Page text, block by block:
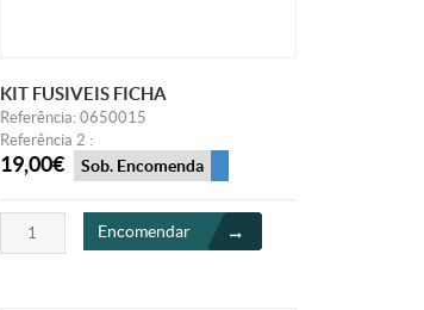
KIT FUSIVEIS FICHA
Referência: 0650015
Referência 2 :
19,00€ Sob. Encomenda
Encomendar